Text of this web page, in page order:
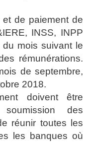
et de paiement de
INSS, INPP
mois suivant le
rémunérations.
de septembre,
2018.
doivent être
des
réunir toutes les
les banques où